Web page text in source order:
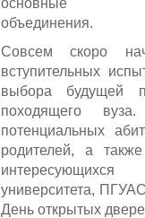
объединения.
Совсем скоро
вступительных
выбора будущей
походящего
потенциальных
родителей, а
университета,
День открытых